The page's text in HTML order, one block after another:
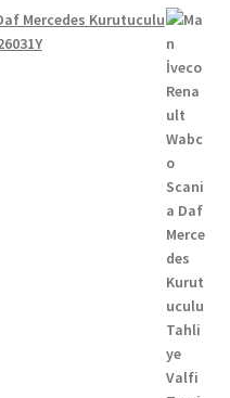
Mercedes Kurutuculu